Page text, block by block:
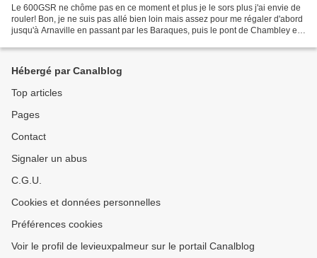
Le 600GSR ne chôme pas en ce moment et plus je le sors plus j'ai envie de
rouler! Bon, je ne suis pas allé bien loin mais assez pour me régaler d'abord
jusqu'à Arnaville en passant par les Baraques, puis le pont de Chambley et
Hébergé par Canalblog
Top articles
Pages
Contact
Signaler un abus
C.G.U.
Cookies et données personnelles
Préférences cookies
Voir le profil de levieuxpalmeur sur le portail Canalblog